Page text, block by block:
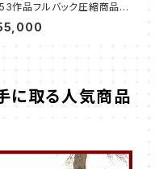
作品フルバック圧縮商品(Z
169メガバイト)
に取る人気商品